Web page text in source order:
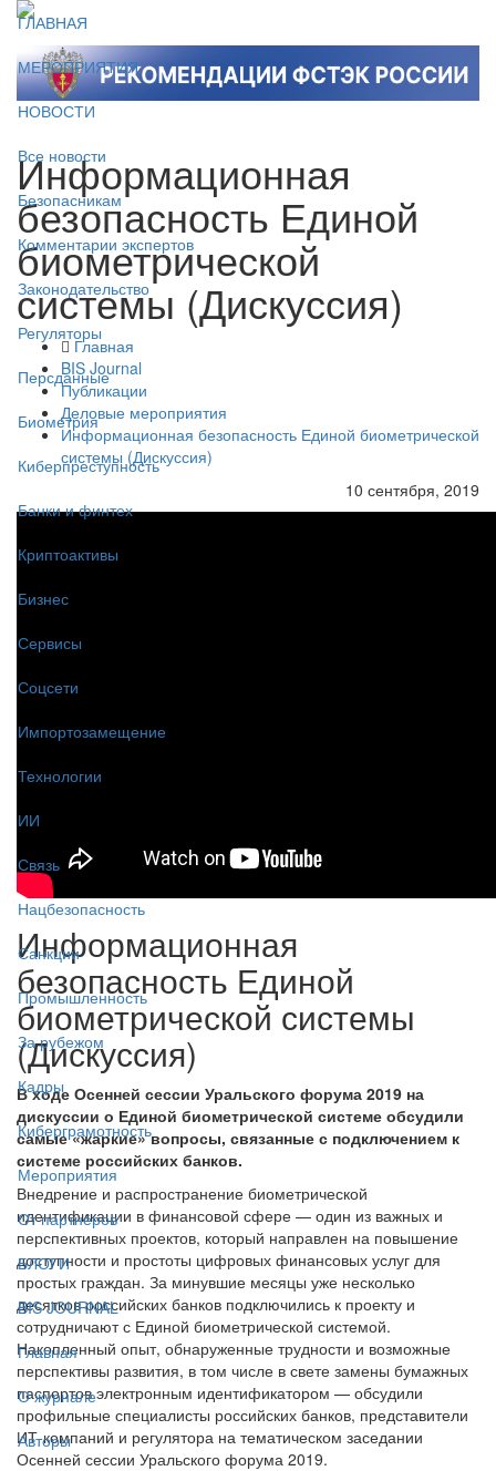
ГЛАВНАЯ
МЕРОПРИЯТИЯ
НОВОСТИ
Все новости
Безопасникам
Комментарии экспертов
Законодательство
Регуляторы
Персданные
Биометрия
Киберпреступность
Банки и финтех
Криптоактивы
Бизнес
Сервисы
Соцсети
Импортозамещение
Технологии
ИИ
Связь
Нацбезопасность
Санкции
Промышленность
За рубежом
Кадры
Киберграмотность
Мероприятия
От партнёров
БЛОГИ
BIS JOURNAL
Главная
О журнале
Авторы
Информационная
безопасность Единой
биометрической
системы (Дискуссия)
Главная
BIS Journal
Публикации
Деловые мероприятия
Информационная безопасность Единой биометрической
системы (Дискуссия)
10 сентября, 2019
Информационная
безопасность Единой
биометрической системы
(Дискуссия)
В ходе Осенней сессии Уральского форума 2019 на
дискуссии о Единой биометрической системе обсудили
самые «жаркие» вопросы, связанные с подключением к
системе российских банков.
Внедрение и распространение биометрической
идентификации в финансовой сфере — один из важных и
перспективных проектов, который направлен на повышение
доступности и простоты цифровых финансовых услуг для
простых граждан. За минувшие месяцы уже несколько
десятков российских банков подключились к проекту и
сотрудничают с Единой биометрической системой.
Накопленный опыт, обнаруженные трудности и возможные
перспективы развития, в том числе в свете замены бумажных
паспортов электронным идентификатором — обсудили
профильные специалисты российских банков, представители
ИТ-компаний и регулятора на тематическом заседании
Осенней сессии Уральского форума 2019.